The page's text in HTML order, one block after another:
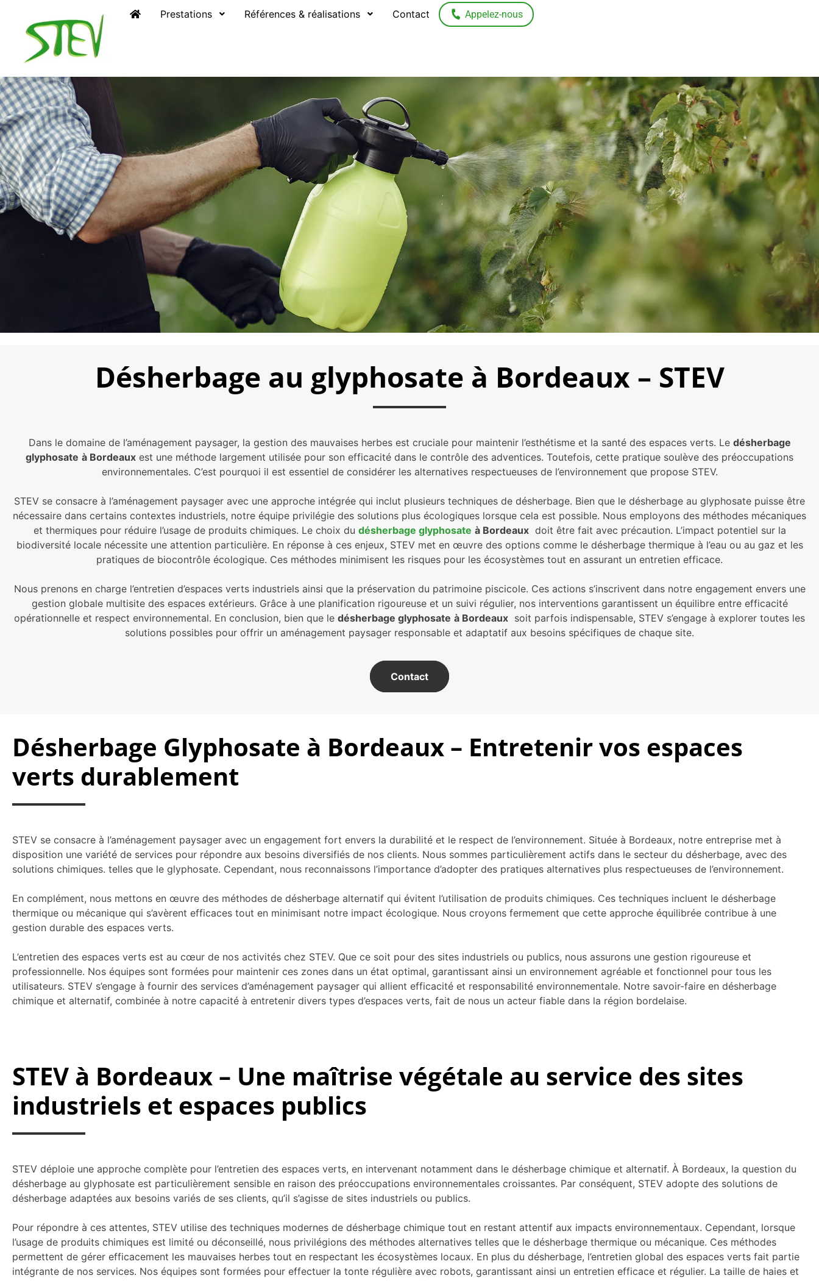
Prestations Références & réalisations Contact Appelez-nous
Désherbage au glyphosate à Bordeaux – STEV
Dans le domaine de l’aménagement paysager, la gestion des mauvaises herbes est cruciale pour maintenir l’esthétisme et la santé des espaces verts. Le désherbage
glyphosate à Bordeaux est une méthode largement utilisée pour son efficacité dans le contrôle des adventices. Toutefois, cette pratique soulève des préoccupations
environnementales. C’est pourquoi il est essentiel de considérer les alternatives respectueuses de l’environnement que propose STEV.
STEV se consacre à l’aménagement paysager avec une approche intégrée qui inclut plusieurs techniques de désherbage. Bien que le désherbage au glyphosate puisse être
nécessaire dans certains contextes industriels, notre équipe privilégie des solutions plus écologiques lorsque cela est possible. Nous employons des méthodes mécaniques
et thermiques pour réduire l’usage de produits chimiques. Le choix du désherbage glyphosate à Bordeauxdoit être fait avec précaution. L’impact potentiel sur la
biodiversité locale nécessite une attention particulière. En réponse à ces enjeux, STEV met en œuvre des options comme le désherbage thermique à l’eau ou au gaz et les
pratiques de biocontrôle écologique. Ces méthodes minimisent les risques pour les écosystèmes tout en assurant un entretien efficace.
Nous prenons en charge l’entretien d’espaces verts industriels ainsi que la préservation du patrimoine piscicole. Ces actions s’inscrivent dans notre engagement envers une
gestion globale multisite des espaces extérieurs. Grâce à une planification rigoureuse et un suivi régulier, nos interventions garantissent un équilibre entre efficacité
opérationnelle et respect environnemental. En conclusion, bien que le désherbage glyphosate à Bordeaux soit parfois indispensable, STEV s’engage à explorer toutes les
solutions possibles pour offrir un aménagement paysager responsable et adaptatif aux besoins spécifiques de chaque site.
Contact
Désherbage Glyphosate à Bordeaux – Entretenir vos espaces
verts durablement
STEV se consacre à l’aménagement paysager avec un engagement fort envers la durabilité et le respect de l’environnement. Située à Bordeaux, notre entreprise met à
disposition une variété de services pour répondre aux besoins diversifiés de nos clients. Nous sommes particulièrement actifs dans le secteur du désherbage, avec des
solutions chimiques. telles que le glyphosate. Cependant, nous reconnaissons l’importance d’adopter des pratiques alternatives plus respectueuses de l’environnement.
En complément, nous mettons en œuvre des méthodes de désherbage alternatif qui évitent l’utilisation de produits chimiques. Ces techniques incluent le désherbage
thermique ou mécanique qui s’avèrent efficaces tout en minimisant notre impact écologique. Nous croyons fermement que cette approche équilibrée contribue à une
gestion durable des espaces verts.
L’entretien des espaces verts est au cœur de nos activités chez STEV. Que ce soit pour des sites industriels ou publics, nous assurons une gestion rigoureuse et
professionnelle. Nos équipes sont formées pour maintenir ces zones dans un état optimal, garantissant ainsi un environnement agréable et fonctionnel pour tous les
utilisateurs. STEV s’engage à fournir des services d’aménagement paysager qui allient efficacité et responsabilité environnementale. Notre savoir-faire en désherbage
chimique et alternatif, combinée à notre capacité à entretenir divers types d’espaces verts, fait de nous un acteur fiable dans la région bordelaise.
STEV à Bordeaux – Une maîtrise végétale au service des sites
industriels et espaces publics
STEV déploie une approche complète pour l’entretien des espaces verts, en intervenant notamment dans le désherbage chimique et alternatif. À Bordeaux, la question du
désherbage au glyphosate est particulièrement sensible en raison des préoccupations environnementales croissantes. Par conséquent, STEV adopte des solutions de
désherbage adaptées aux besoins variés de ses clients, qu’il s’agisse de sites industriels ou publics.
Pour répondre à ces attentes, STEV utilise des techniques modernes de désherbage chimique tout en restant attentif aux impacts environnementaux. Cependant, lorsque
l’usage de produits chimiques est limité ou déconseillé, nous privilégions des méthodes alternatives telles que le désherbage thermique ou mécanique. Ces méthodes
permettent de gérer efficacement les mauvaises herbes tout en respectant les écosystèmes locaux. En plus du désherbage, l’entretien global des espaces verts fait partie
intégrante de nos services. Nos équipes sont formées pour effectuer la tonte régulière avec robots, garantissant ainsi un entretien efficace et régulier. La taille de haies et